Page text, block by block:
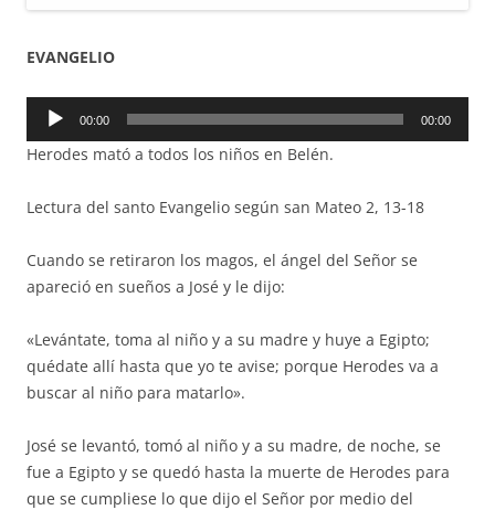
EVANGELIO
Reproductor
audio
00:00 00:00
Herodes mató a todos los niños en Belén.
Lectura del santo Evangelio según san Mateo 2, 13-18
Cuando se retiraron los magos, el ángel del Señor se
apareció en sueños a José y le dijo:
«Levántate, toma al niño y a su madre y huye a Egipto;
quédate allí hasta que yo te avise; porque Herodes va a
buscar al niño para matarlo».
José se levantó, tomó al niño y a su madre, de noche, se
fue a Egipto y se quedó hasta la muerte de Herodes para
que se cumpliese lo que dijo el Señor por medio del